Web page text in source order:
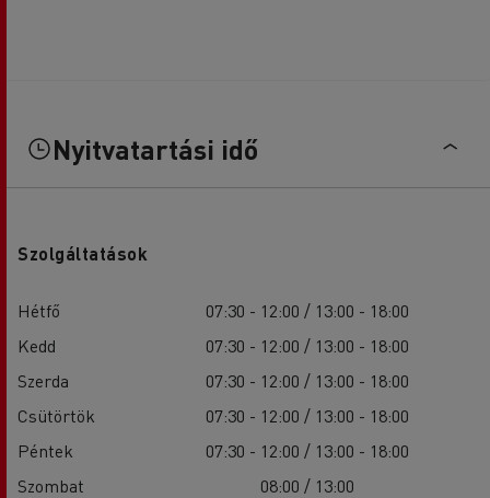
Nyitvatartási idő
Szolgáltatások
Hétfő
07:30 - 12:00 / 13:00 - 18:00
Kedd
07:30 - 12:00 / 13:00 - 18:00
Szerda
07:30 - 12:00 / 13:00 - 18:00
Csütörtök
07:30 - 12:00 / 13:00 - 18:00
Péntek
07:30 - 12:00 / 13:00 - 18:00
Szombat
08:00 / 13:00